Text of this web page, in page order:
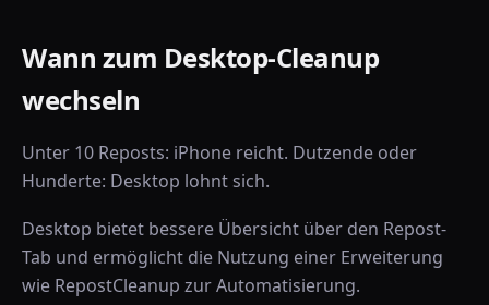
Wann zum Desktop-Cleanup
wechseln
Unter 10 Reposts: iPhone reicht. Dutzende oder
Hunderte: Desktop lohnt sich.
Desktop bietet bessere Übersicht über den Repost-
Tab und ermöglicht die Nutzung einer Erweiterung
wie RepostCleanup zur Automatisierung.